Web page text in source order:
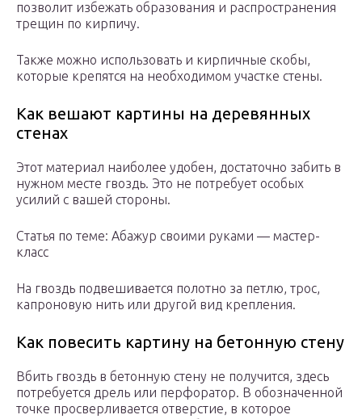
позволит избежать образования и распространения
трещин по кирпичу.
Также можно использовать и кирпичные скобы,
которые крепятся на необходимом участке стены.
Как вешают картины на деревянных
стенах
Этот материал наиболее удобен, достаточно забить в
нужном месте гвоздь. Это не потребует особых
усилий с вашей стороны.
Статья по теме: Абажур своими руками — мастер-
класс
На гвоздь подвешивается полотно за петлю, трос,
капроновую нить или другой вид крепления.
Как повесить картину на бетонную стену
Вбить гвоздь в бетонную стену не получится, здесь
потребуется дрель или перфоратор. В обозначенной
точке просверливается отверстие, в которое